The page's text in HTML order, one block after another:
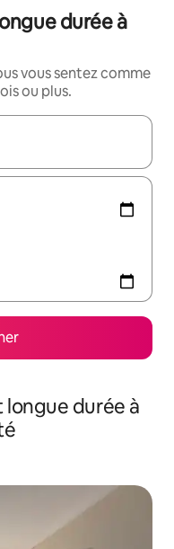
durée à
vous sentez comme
ou plus.
les flèches vers le
durée à